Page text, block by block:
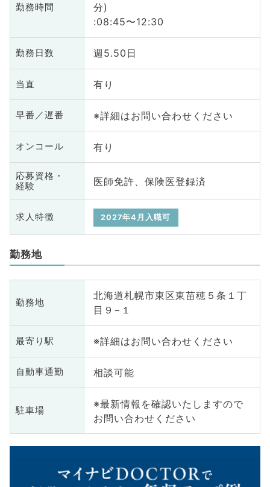
勤務時間
分)
:08:45〜12:30
勤務日数 週5.50日
当直 有り
早番／遅番 ※詳細はお問い合わせください
オンコール 有り
応募資格・
経験
医師免許、保険医登録済
求人特徴 2027年4月入職可
勤務地
勤務地
北海道札幌市東区東苗穂５条１丁
目９−１
最寄り駅 ※詳細はお問い合わせください
自動車通勤 相談可能
駐車場
※最新情報を確認いたしますので
お問い合わせください